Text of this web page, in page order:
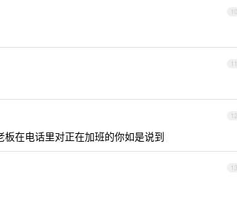
10
11
12
在电话里对正在加班的你如是说到
13